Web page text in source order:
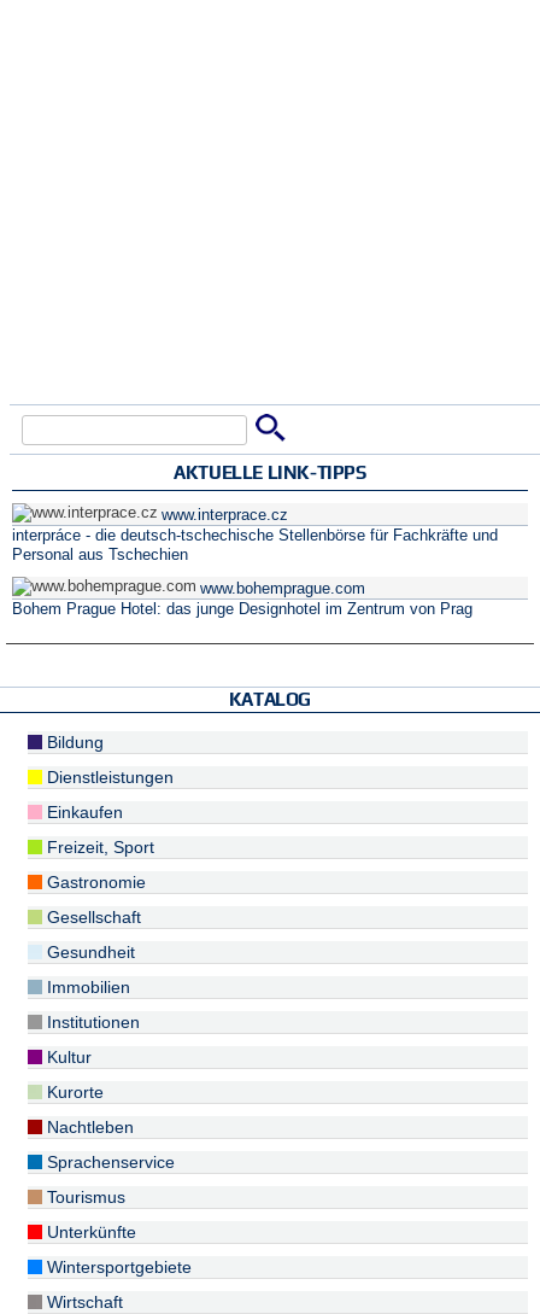
AKTUELLE LINK-TIPPS
www.interprace.cz
interpráce - die deutsch-tschechische Stellenbörse für Fachkräfte und
Personal aus Tschechien
www.bohemprague.com
Bohem Prague Hotel: das junge Designhotel im Zentrum von Prag
KATALOG
Bildung
Dienstleistungen
Einkaufen
Freizeit, Sport
Gastronomie
Gesellschaft
Gesundheit
Immobilien
Institutionen
Kultur
Kurorte
Nachtleben
Sprachenservice
Tourismus
Unterkünfte
Wintersportgebiete
Wirtschaft